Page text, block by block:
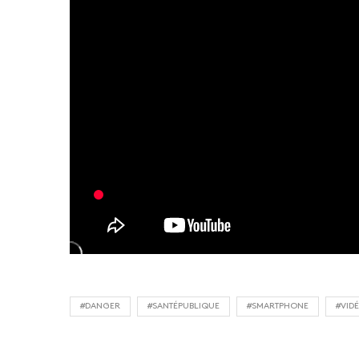
#DANGER #SANTÉPUBLIQUE #SMARTPHONE